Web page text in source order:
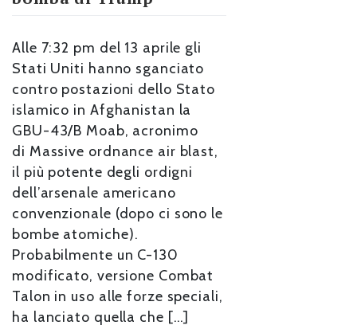
Alle 7:32 pm del 13 aprile gli
Stati Uniti hanno sganciato
contro postazioni dello Stato
islamico in Afghanistan la
GBU-43/B Moab, acronimo
di Massive ordnance air blast,
il più potente degli ordigni
dell’arsenale americano
convenzionale (dopo ci sono le
bombe atomiche).
Probabilmente un C-130
modificato, versione Combat
Talon in uso alle forze speciali,
ha lanciato quella che […]